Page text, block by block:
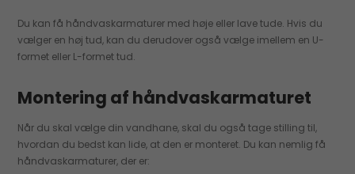
Du kan få håndvaskarmaturer med høje eller lave tude. Hvis du
vælger en høj tud, kan du derudover også vælge imellem en U-
formet eller L-formet tud.
Montering af håndvaskarmaturet
Når du skal vælge din vandhane, skal du også tage stilling til,
hvordan du bedst kan lide, at den er monteret. Du kan nemlig få
håndvaskarmaturer, der er: